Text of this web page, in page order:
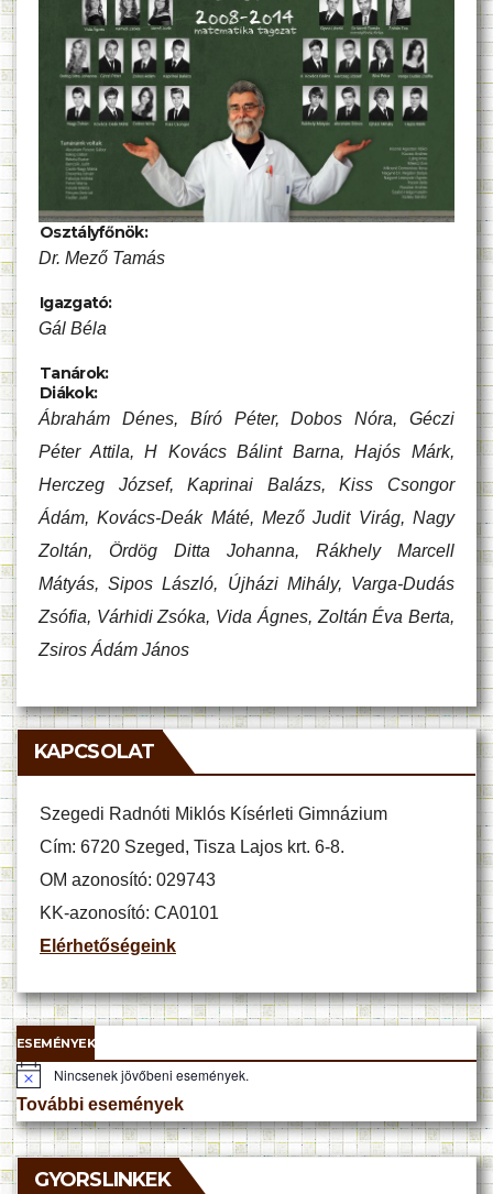
Osztályfőnök:
Dr. Mező Tamás
Igazgató:
Gál Béla
Tanárok:
Diákok:
Ábrahám Dénes, Bíró Péter, Dobos Nóra, Géczi
Péter Attila, H Kovács Bálint Barna, Hajós Márk,
Herczeg József, Kaprinai Balázs, Kiss Csongor
Ádám, Kovács-Deák Máté, Mező Judit Virág, Nagy
Zoltán, Ördög Ditta Johanna, Rákhely Marcell
Mátyás, Sipos László, Újházi Mihály, Varga-Dudás
Zsófia, Várhidi Zsóka, Vida Ágnes, Zoltán Éva Berta,
Zsiros Ádám János
KAPCSOLAT
Szegedi Radnóti Miklós Kísérleti Gimnázium
Cím: 6720 Szeged, Tisza Lajos krt. 6-8.
OM azonosító: 029743
KK-azonosító: CA0101
Elérhetőségeink
ESEMÉNYEK
N
o
t
i
c
e
Nincsenek jövőbeni események.
További események
GYORSLINKEK